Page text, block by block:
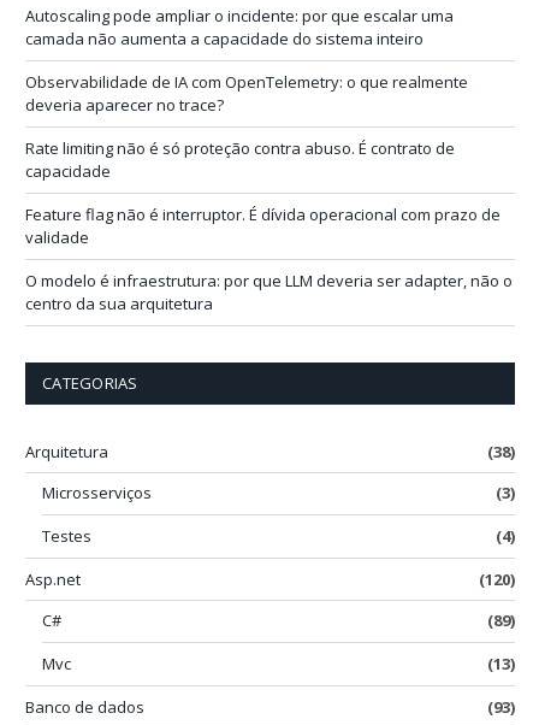
i
Autoscaling pode ampliar o incidente: por que escalar uma
camada não aumenta a capacidade do sistema inteiro
Observabilidade de IA com OpenTelemetry: o que realmente
deveria aparecer no trace?
Rate limiting não é só proteção contra abuso. É contrato de
capacidade
Feature flag não é interruptor. É dívida operacional com prazo de
validade
O modelo é infraestrutura: por que LLM deveria ser adapter, não o
centro da sua arquitetura
CATEGORIAS
Arquitetura
(38)
Microsserviços
(3)
Testes
(4)
Asp.net
(120)
C#
(89)
Mvc
(13)
Banco de dados
(93)